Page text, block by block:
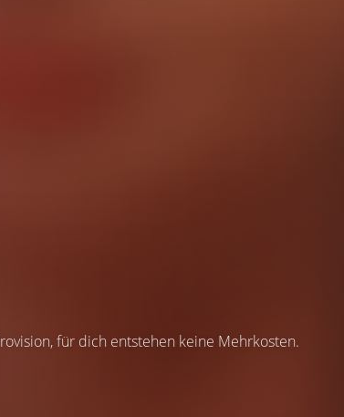
für dich entstehen keine Mehrkosten.